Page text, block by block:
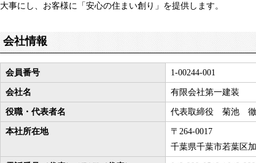
大事にし、お客様に「安心の住まい創り」を提供します。
会社情報
会員番号 1-00244-001
会社名 有限会社第一建装
役職・代表者名 代表取締役 菊池 徹
本社所在地
〒264-0017
千葉県千葉市若葉区